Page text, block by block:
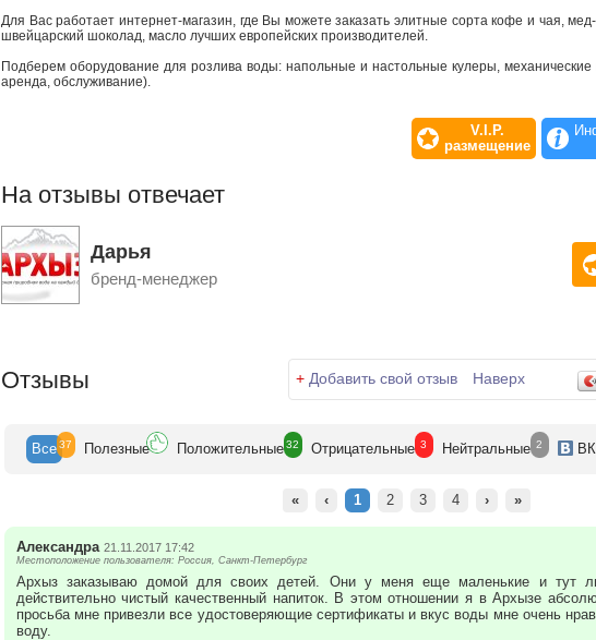
Для Вас работает интернет-магазин, где Вы можете заказать элитные сорта кофе и чая,
швейцарский шоколад, масло лучших европейских производителей.
Подберем оборудование для розлива воды: напольные и настольные кулеры,
аренда, обслуживание).
V.I.P.
размещение
На отзывы отвечает
Дарья
бренд-менеджер
Отзывы + Добавить свой отзыв Наверх
Все 37 Полезные Положительные 32 Отрицательные 3 Нейтральные 2 ВК
« ‹ 1 2 3 4 › »
Александра 21.11.2017 17:42
Местоположение пользователя: Россия, Санкт-Петербург
Архыз заказываю домой для своих детей. Они у меня еще маленькие и тут
действительно чистый качественный напиток. В этом отношении я в Архызе
просьба мне привезли все удостоверяющие сертификаты и вкус воды мне очень
воду.